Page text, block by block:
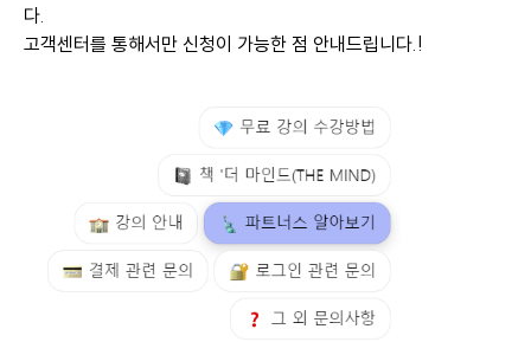
다.
고객센터를 통해서만 신청이 가능한 점 안내드립니다.!